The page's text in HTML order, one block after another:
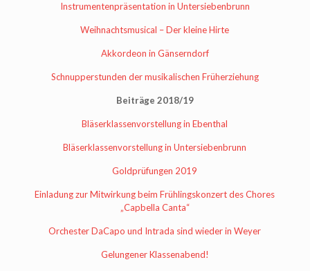
Instrumentenpräsentation in Untersiebenbrunn
Weihnachtsmusical – Der kleine Hirte
Akkordeon in Gänserndorf
Schnupperstunden der musikalischen Früherziehung
Beiträge 2018/19
Bläserklassenvorstellung in Ebenthal
Bläserklassenvorstellung in Untersiebenbrunn
Goldprüfungen 2019
Einladung zur Mitwirkung beim Frühlingskonzert des Chores
„Capbella Canta“
Orchester DaCapo und Intrada sind wieder in Weyer
Gelungener Klassenabend!